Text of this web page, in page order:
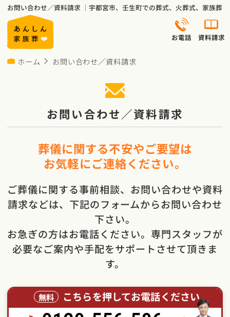
お問い合わせ／資料請求 ｜宇都宮市、壬生町での葬式、火葬式、家族葬
お電話 資料請求
ホーム お問い合わせ／資料請求
お問い合わせ／資料請求
葬儀に関する不安やご要望は
お気軽にご連絡ください。
ご葬儀に関する事前相談、お問い合わせや資料
請求などは、下記のフォームからお問い合わせ
下さい。
お急ぎの方はお電話ください。専門スタッフが
必要なご案内や手配をサポートさせて頂きま
す。
無料 こちらを押してお電話ください